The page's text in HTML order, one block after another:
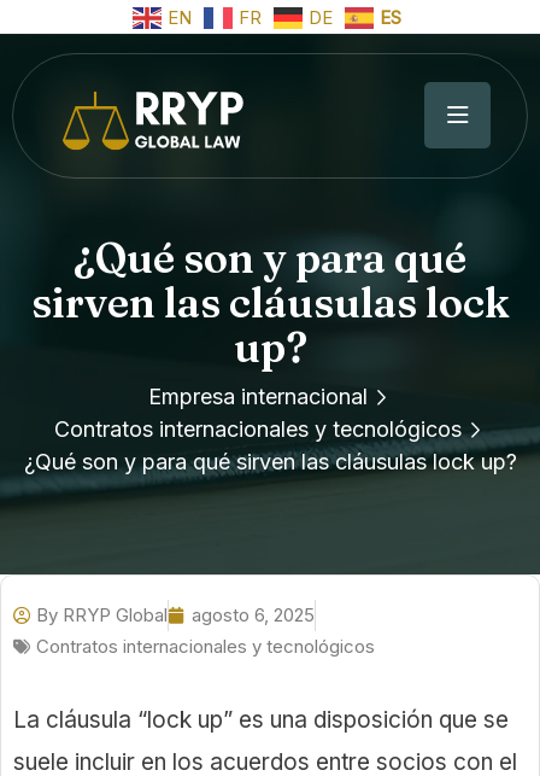
EN FR DE ES
¿Qué son y para qué
sirven las cláusulas lock
up?
Empresa internacional
Contratos internacionales y tecnológicos
¿Qué son y para qué sirven las cláusulas lock up?
By RRYP Global
agosto 6, 2025
Contratos internacionales y tecnológicos
La cláusula “lock up” es una disposición que se
suele incluir en los acuerdos entre socios con el